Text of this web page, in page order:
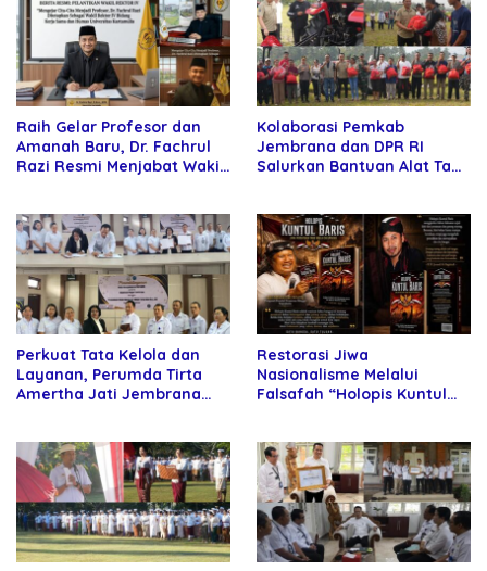
Raih Gelar Profesor dan
Amanah Baru, Dr. Fachrul
Razi Resmi Menjabat Wakil
Kolaborasi Pemkab
Jembrana dan DPR RI
Salurkan Bantuan Alat Tani
Perkuat Tata Kelola dan
Layanan, Perumda Tirta
Amertha Jati Jembrana
Restorasi Jiwa
Nasionalisme Melalui
Falsafah “Holopis Kuntul